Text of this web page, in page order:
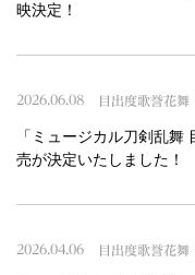
映決定！
2026.06.08 目出度歌誉花舞
「ミュージカル刀剣乱
売が決定いたしました！
2026.04.06 目出度歌誉花舞